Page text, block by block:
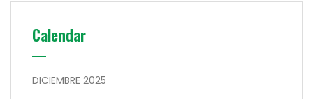
Calendar
DICIEMBRE 2025